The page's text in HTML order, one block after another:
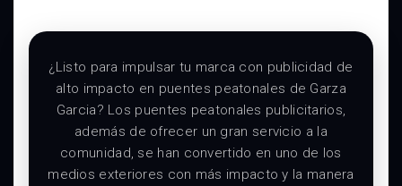
¿Listo para impulsar tu marca con publicidad de
alto impacto en puentes peatonales de Garza
Garcia? Los puentes peatonales publicitarios,
además de ofrecer un gran servicio a la
comunidad, se han convertido en uno de los
medios exteriores con más impacto y la manera